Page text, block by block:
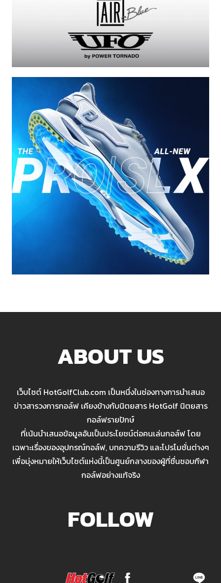
ABOUT US
เว็บไซต์ HotGolfClub.com เป็นหนึ่งในช่องทางการนำเสนอ
ข่าวสารวงการกอล์ฟ เคียงข้างกับนิตยสาร HotGolf นิตยสาร
กอล์ฟรายปักษ์
ที่เน้นนำเสนอข้อมูลอันเป็นประโยชน์ต่อคนเล่นกอล์ฟ โดย
เฉพาะเรื่องของอุปกรณ์กอล์ฟ, บทความรีวิว และโปรโมชั่นต่างๆ
เพื่อมุ่งหมายให้เว็บไซต์แห่งนี้เป็นศูนย์กลางของผู้ที่ชื่นชอบกีฬา
กอล์ฟอย่างแท้จริง
FOLLOW